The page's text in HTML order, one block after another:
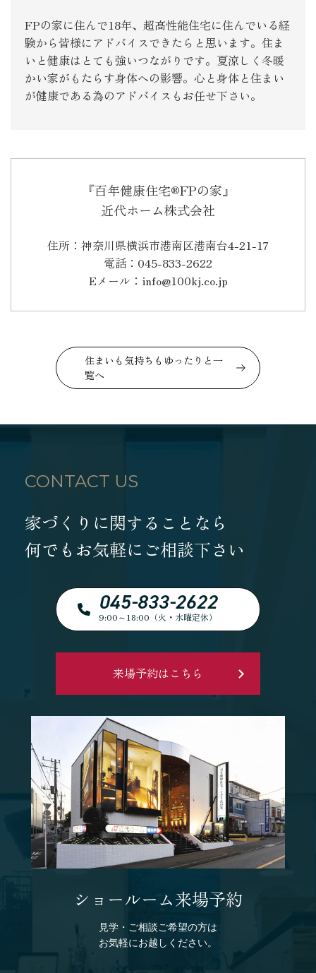
FPの家に住んで18年、超高性能住宅に住んでいる経
験から皆様にアドバイスできたらと思います。住ま
いと健康はとても強いつながりです。夏涼しく冬暖
かい家がもたらす身体への影響。心と身体と住まい
が健康である為のアドバイスもお任せ下さい。
『百年健康住宅®FPの家』
近代ホーム株式会社
住所：神奈川県横浜市港南区港南台4-21-17
電話：045-833-2622
Eメール：info@100kj.co.jp
住まいも気持ちもゆったりと一
覧へ
CONTACT US
家づくりに関することなら
何でもお気軽にご相談下さい
045-833-2622
9:00～18:00（火・水曜定休）
来場予約はこちら
ショールーム来場予約
見学・ご相談ご希望の方は
お気軽にお越しください。